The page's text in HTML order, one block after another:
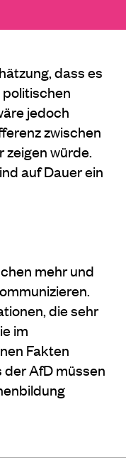
dass es
jedoch
zwischen
zeigen würde.
auf Dauer ein
mehr und
die sehr
im
Fakten
AfD müssen